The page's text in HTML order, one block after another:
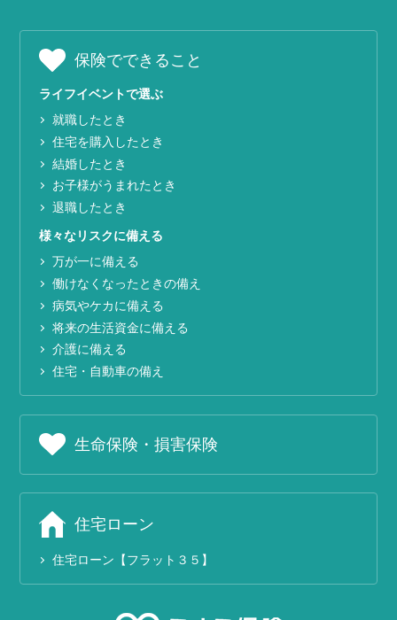
保険でできること
ライフイベントで選ぶ
就職したとき
住宅を購入したとき
結婚したとき
お子様がうまれたとき
退職したとき
様々なリスクに備える
万が一に備える
働けなくなったときの備え
病気やケカに備える
将来の生活資金に備える
介護に備える
住宅・自動車の備え
生命保険・損害保険
住宅ローン
住宅ローン【フラット３５】